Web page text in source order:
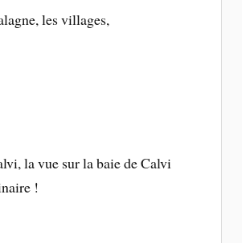
les villages,
la vue sur la baie de Calvi
!